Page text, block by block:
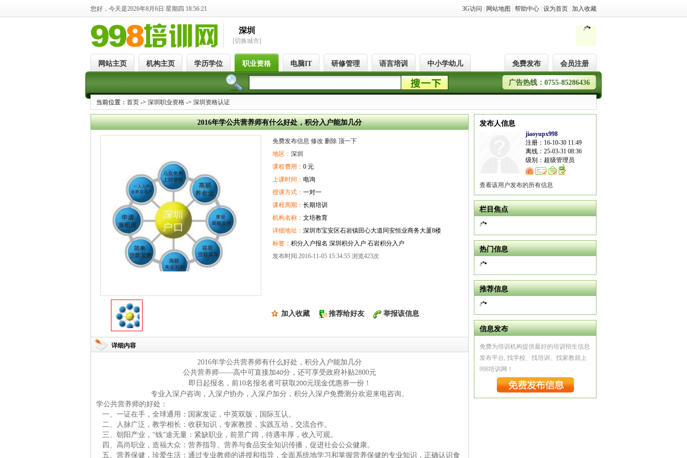
您好，今天是2026年8月6日 星期四 18:56:21 3G访问 网站地图 帮助中心 设为首页 加入收藏
深圳
[切换城市]
网站主页 机构主页 学历学位 职业资格 电脑IT 研修管理 语言培训 中小学幼儿 会员注册
免费发布
广告热线：0755-85286436
当前位置： 首页 -> 深圳职业资格 -> 深圳资格认证
2016年学公共营养师有什么好处，积分入户能加几分
免费发布信息 修改 删除 顶一下
地区： 深圳
课程费用： 0 元
上课时间： 电询
授课方式： 一对一
课程周期： 长期培训
机构名称： 文培教育
详细地址： 深圳市宝安区石岩镇田心大道同安恒业商务大厦8楼
标签： 积分入户报名 深圳积分入户 石岩积分入户
发布时间:2016-11-05 15:34:55 浏览423次
加入收藏 推荐给好友 举报该信息
详细内容
2016年学公共营养师有什么好处，积分入户能加几分
公共营养师——高中可直接加40分，还可享受政府补贴2800元
即日起报名，前10名报名者可获取200元现金优惠券一份！
专业入深户咨询，入深户协办，入深户加分，积分入深户免费测分欢迎来电咨询。
学公共营养师的好处：
一、一证在手，全球通用：国家发证，中英双版，国际互认。
二、人脉广泛，教学相长：收获知识，专家教授，实践互动，交流合作。
三、朝阳产业， “钱”途无量：紧缺职业，前景广阔，待遇丰厚，收入可观。
四、高尚职业，造福大众：营养指导、营养与食品安全知识传播，促进社会公众健康。
五、营养保健，珍爱生活：通过专业教师的讲授和指导，全面系统地学习和掌握营养保健的专业知识，正确认识食
发布人信息
jiaoyupx998
注册：16-10-30 11:49
离线：25-03-31 08:36
级别：超级管理员
查看该用户发布的所有信息
栏目焦点
热门信息
推荐信息
信息发布
免费为培训机构提供最好的培训招生信息
发布平台, 找学校、找培训、找家教就上
998培训网！